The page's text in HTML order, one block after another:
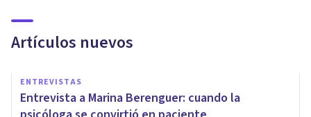
Artículos nuevos
ENTREVISTAS
Entrevista a Marina Berenguer: cuando la